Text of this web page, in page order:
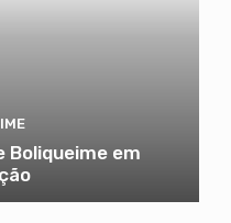
Boliqueime em